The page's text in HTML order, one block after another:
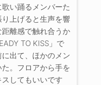
歌い踊るメンバーた
上げると生声を響
離感で触れ合うか
TO KISS」で
出て、ほかのメン
。フロアから手を
してもいいです